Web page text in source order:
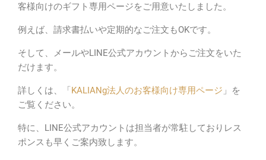
客様向けのギフト専用ページをご用意いたしました。
例えば、請求書払いや定期的なご注文もOKです。
そして、メールやLINE公式アカウントからご注文をいた
だけます。
詳しくは、「KALIANg法人のお客様向け専用ページ 」を
ご覧ください。
特に、LINE公式アカウントは担当者が常駐しておりレス
ポンスも早くご案内致します。